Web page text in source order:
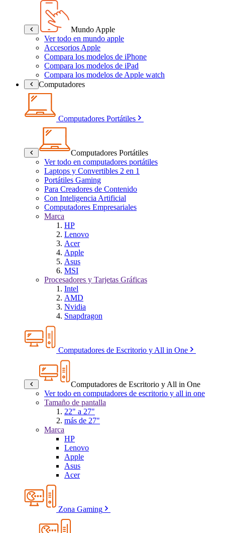
Mundo Apple
Ver todo en mundo apple
Accesorios Apple
Compara los modelos de iPhone
Compara los modelos de iPad
Compara los modelos de Apple watch
Computadores
Computadores Portátiles
Computadores Portátiles
Ver todo en computadores portátiles
Laptops y Convertibles 2 en 1
Portátiles Gaming
Para Creadores de Contenido
Con Inteligencia Artificial
Computadores Empresariales
Marca
HP
Lenovo
Acer
Apple
Asus
MSI
Procesadores y Tarjetas Gráficas
Intel
AMD
Nvidia
Snapdragon
Computadores de Escritorio y All in One
Computadores de Escritorio y All in One
Ver todo en computadores de escritorio y all in one
Tamaño de pantalla
22" a 27"
más de 27"
Marca
HP
Lenovo
Apple
Asus
Acer
Zona Gaming